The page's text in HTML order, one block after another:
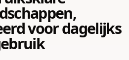
voor dagelijks